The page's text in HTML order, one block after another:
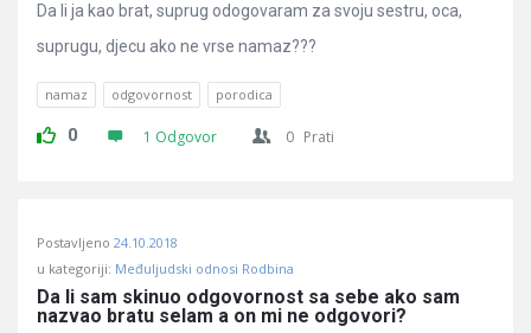
Da li ja kao brat, suprug odogovaram za svoju sestru, oca,
suprugu, djecu ako ne vrse namaz???
namaz odgovornost porodica
0 1 Odgovor 0 Prati
Postavljeno 24.10.2018
u kategoriji: Međuljudski odnosi Rodbina
Da li sam skinuo odgovornost sa sebe ako sam
nazvao bratu selam a on mi ne odgovori?